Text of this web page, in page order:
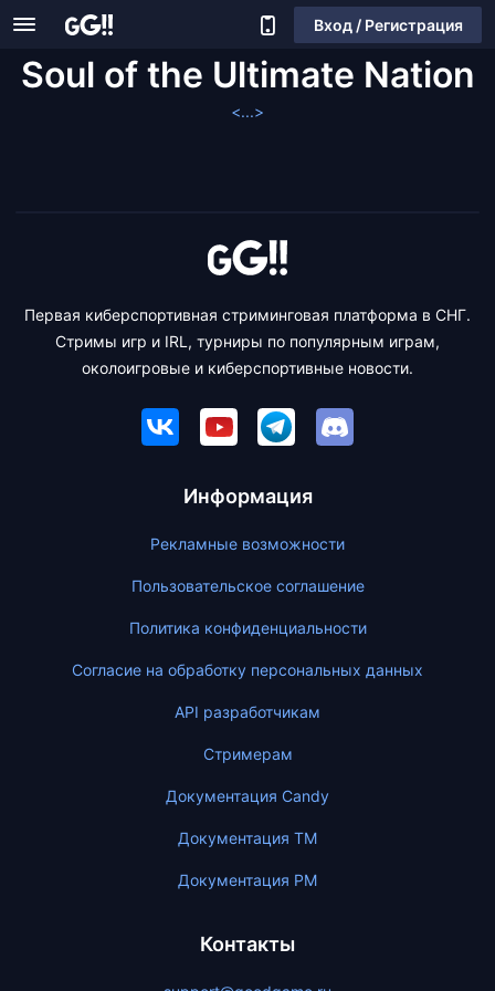
Вход / Регистрация
Soul of the Ultimate Nation
<...>
Первая киберспортивная стриминговая платформа в СНГ.
Стримы игр и IRL, турниры по популярным играм,
околоигровые и киберспортивные новости.
Информация
Рекламные возможности
Пользовательское соглашение
Политика конфиденциальности
Согласие на обработку персональных данных
API разработчикам
Стримерам
Документация Candy
Документация ТМ
Документация PM
Контакты